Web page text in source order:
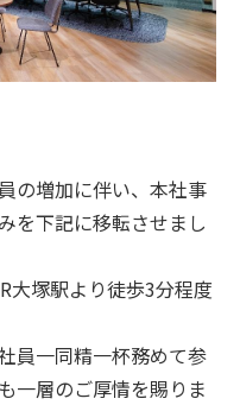
の増加に伴い、本社事
を下記に移転させまし
大塚駅より徒歩3分程度
員一同精一杯務めて参
一層のご厚情を賜りま